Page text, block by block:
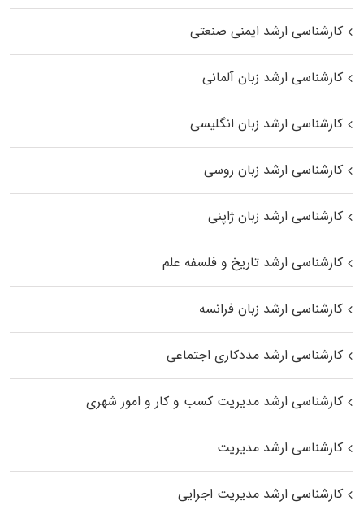
کارشناسی ارشد ایمنی صنعتی
کارشناسی ارشد زبان آلمانی
کارشناسی ارشد زبان انگلیسی
کارشناسی ارشد زبان روسی
کارشناسی ارشد زبان ژاپنی
کارشناسی ارشد تاریخ و فلسفه علم
کارشناسی ارشد زبان فرانسه
کارشناسی ارشد مددکاری اجتماعی
کارشناسی ارشد مدیریت کسب و کار و امور شهری
کارشناسی ارشد مدیریت
کارشناسی ارشد مدیریت اجرایی